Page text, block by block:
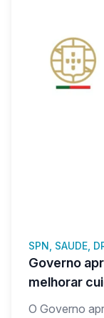
SPN, SAUDE,
Governo
melhorar
Crónica
O Governo